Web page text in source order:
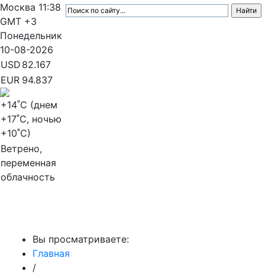
Москва 11:38
GMT +3
Понедельник
10-08-2026
USD 82.167
EUR 94.837
+14˚C (днем
+17˚C, ночью
+10˚C)
Ветрено,
переменная
облачность
Вы просматриваете:
Главная
/